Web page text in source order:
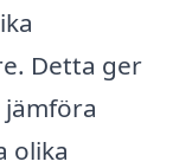
Detta ger
olika